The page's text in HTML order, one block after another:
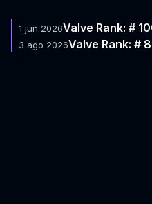
1 jun 2026Valve Rank: #
3 ago 2026Valve Rank: #